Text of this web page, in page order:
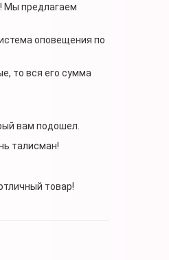
Мы предлагаем
оповещения по
то вся его сумма
вам подошел.
талисман!
товар!